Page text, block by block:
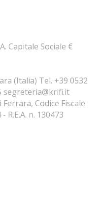
Capitale Sociale €
(Italia) Tel. +39 0532
segreteria@krifi.it
Codice Fiscale
R.E.A. n. 130473